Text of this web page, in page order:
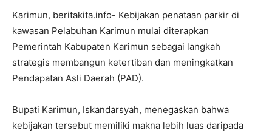
Karimun, beritakita.info- Kebijakan penataan parkir di
kawasan Pelabuhan Karimun mulai diterapkan
Pemerintah Kabupaten Karimun sebagai langkah
strategis membangun ketertiban dan meningkatkan
Pendapatan Asli Daerah (PAD).
Bupati Karimun, Iskandarsyah, menegaskan bahwa
kebijakan tersebut memiliki makna lebih luas daripada